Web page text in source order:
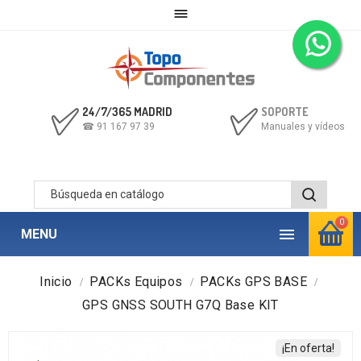

0
24/7/365 MADRID
☎ 91 167 97 39
SOPORTE
Manuales y vídeos

MENU
Inicio PACKs Equipos
PACKs GPS BASE
GPS GNSS SOUTH G7Q Base KIT
¡En oferta!